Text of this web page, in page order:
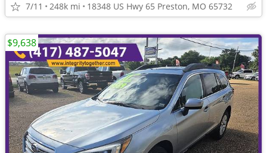
7/11 248k mi 18348 US Hwy 65 Preston, MO 65732
$9,638